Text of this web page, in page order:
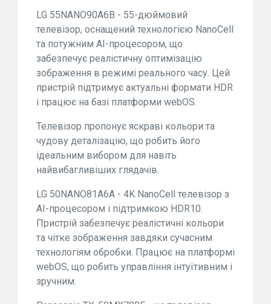
LG 55NANO90A6B - 55-дюймовий
телевізор, оснащений технологією NanoCell
та потужним AI-процесором, що
забезпечує реалістичну оптимізацію
зображення в режимі реального часу. Цей
пристрій підтримує актуальні формати HDR
і працює на базі платформи webOS.
Телевізор пропонує яскраві кольори та
чудову деталізацію, що робить його
ідеальним вибором для навіть
найвибагливіших глядачів.
LG 50NANO81A6A - 4K NanoCell телевізор з
AI-процесором і підтримкою HDR10.
Пристрій забезпечує реалістичні кольори
та чітке зображення завдяки сучасним
технологіям обробки. Працює на платформі
webOS, що робить управління інтуїтивним і
зручним.